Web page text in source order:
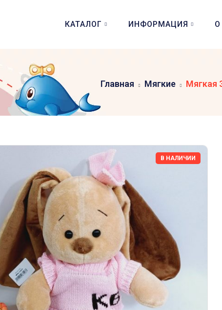
КАТАЛОГ ИНФОРМАЦИЯ О
Главная Мягкие Мягкая
В НАЛИЧИИ